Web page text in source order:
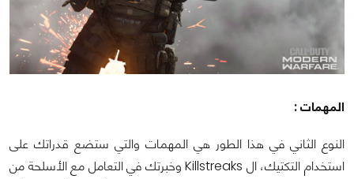
المهمات :
النوع الثاني في هذا الطور هي المهمات والتي ستضع قدراتك على
استخدام التكتيك، ال Killstreaks وخبرتك في التعامل مع الأسلحة من